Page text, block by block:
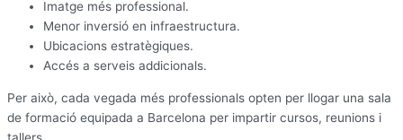
Imatge més professional.
Menor inversió en infraestructura.
Ubicacions estratègiques.
Accés a serveis addicionals.
Per això, cada vegada més professionals opten per llogar una sala
de formació equipada a Barcelona per impartir cursos, reunions i